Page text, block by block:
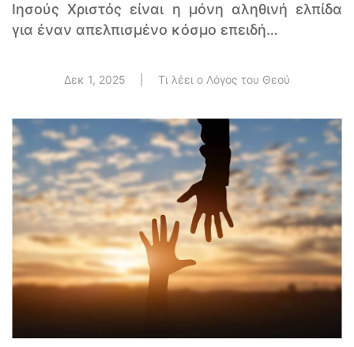
Ιησούς Χριστός είναι η μόνη αληθινή ελπίδα
για έναν απελπισμένο κόσμο επειδή…
Δεκ 1, 2025 Τι λέει ο Λόγος του Θεού